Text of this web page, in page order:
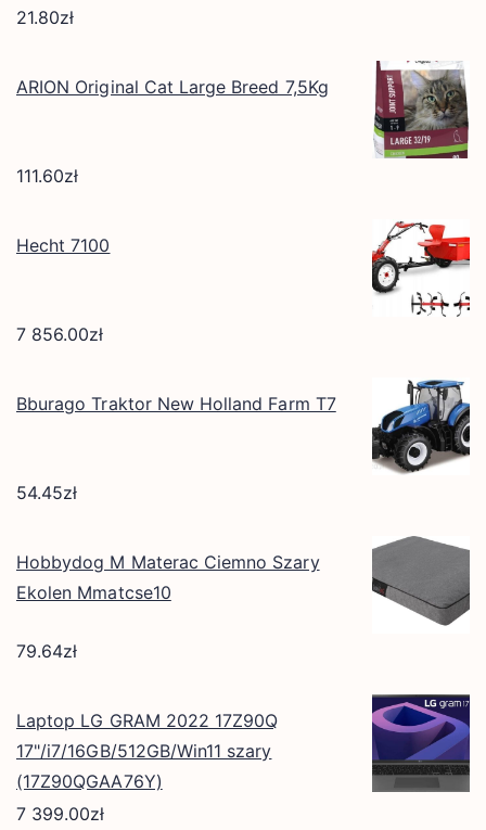
21.80zł
ARION Original Cat Large Breed 7,5Kg
111.60zł
Hecht 7100
7 856.00zł
Bburago Traktor New Holland Farm T7
54.45zł
Hobbydog M Materac Ciemno Szary
Ekolen Mmatcse10
79.64zł
Laptop LG GRAM 2022 17Z90Q
17"/i7/16GB/512GB/Win11 szary
(17Z90QGAA76Y)
7 399.00zł